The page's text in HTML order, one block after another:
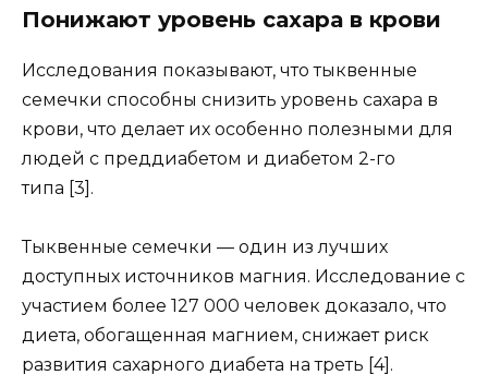
Понижают уровень сахара в крови
Исследования показывают, что тыквенные
семечки способны снизить уровень сахара в
крови, что делает их особенно полезными для
людей с преддиабетом и диабетом 2-го
типа [3].
Тыквенные семечки — один из лучших
доступных источников магния. Исследование с
участием более 127 000 человек доказало, что
диета, обогащенная магнием, снижает риск
развития сахарного диабета на треть [4].